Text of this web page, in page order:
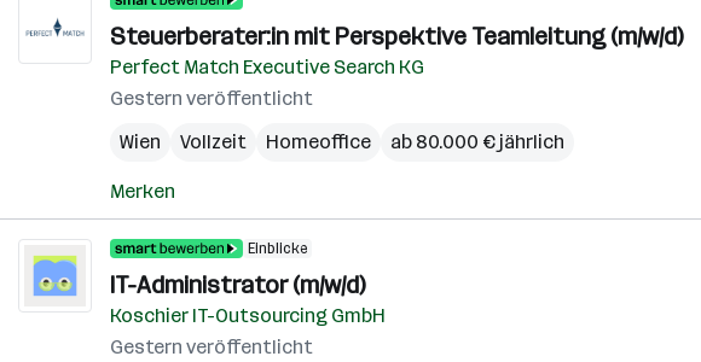
Steuerberater:in mit Perspektive Teamleitung (m/w/d)
Perfect Match Executive Search KG
Gestern veröffentlicht
Wien
Vollzeit Homeoffice ab 80.000 € jährlich
Merken
Einblicke
IT-Administrator (m/w/d)
Koschier IT-Outsourcing GmbH
Gestern veröffentlicht